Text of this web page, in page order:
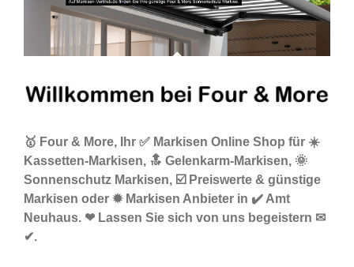
🥇 Four & More, Ihr ✅ Markisen Online Shop für ☀️
Kassetten-Markisen, 🔝 Gelenkarm-Markisen, 🌞
Sonnenschutz Markisen, ☑️ Preiswerte & günstige
Markisen oder ✹ Markisen Anbieter in ✔️ Amt
Neuhaus. ❤ Lassen Sie sich von uns begeistern ✉
✔.